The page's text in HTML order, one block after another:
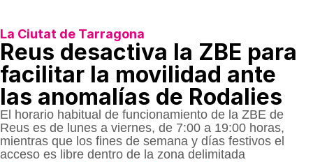
La Ciutat de Tarragona
Reus desactiva la ZBE para
facilitar la movilidad ante
las anomalías de Rodalies
El horario habitual de funcionamiento de la ZBE de
Reus es de lunes a viernes, de 7:00 a 19:00 horas,
mientras que los fines de semana y días festivos el
acceso es libre dentro de la zona delimitada